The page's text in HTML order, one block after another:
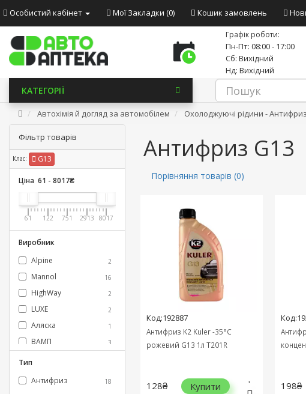
Особистий кабінет Мої Закладки (0) Кошик замовлень
Графік роботи:
Пн-Пт: 08:00 - 17:00
Сб: Вихідний
Нд: Вихідний
КАТЕГОРІЇ
Автохімія й догляд за автомобілем Охолоджуючі рідини - Антифриз
Фільтр товарів
Клас: G13
Ціна 61 - 8017₴
61 122 751 2913 8017
Виробник
Alpine
2
Mannol 16
HighWay 2
LUXE 2
Аляска 1
ВАМП 3
Тип
Антифриз
18
Антифриз G13
Порівняння товарів (0)
Код:192887
Антифриз K2 Kuler -35°C
рожевий G13 1л T201R
128₴ Купити 198₴